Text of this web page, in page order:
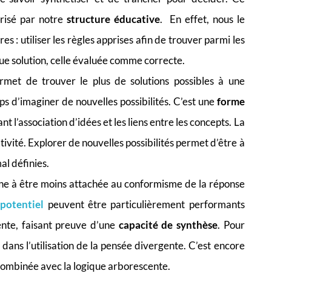
par notre structure éducative. En effet, nous le
: utiliser les règles apprises afin de trouver parmi les
solution, celle évaluée comme correcte.
de trouver le plus de solutions possibles à une
d’imaginer de nouvelles possibilités. C’est uneforme
l’association d’idées et les liens entre les concepts. La
Explorer de nouvelles possibilités permet d’être à
définies.
à être moins attachée au conformisme de la réponse
peuvent être particulièrement performants
faisant preuve d’une capacité de synthèse. Pour
l’utilisation de la pensée divergente. C’est encore
avec la logique arborescente.